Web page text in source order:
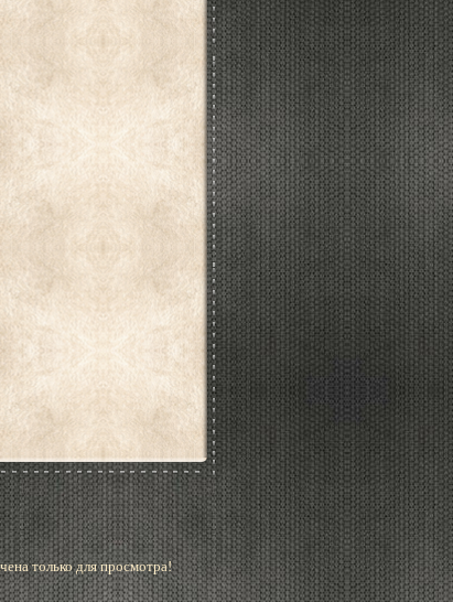
только для просмотра!